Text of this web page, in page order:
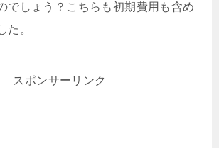
でしょう？こちらも初期費用も含め
た。
スポンサーリンク